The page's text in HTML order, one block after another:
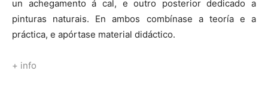
un achegamento á cal, e outro posterior dedicado a
pinturas naturais. En ambos combínase a teoría e a
práctica, e apórtase material didáctico.
+ info